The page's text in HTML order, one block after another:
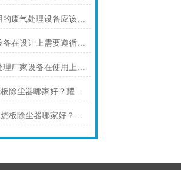
选购工业用的废气处理设备应该怎么选择呢？
废气处理设备在设计上需要遵循哪些基本理论？
江苏废气处理厂家设备在使用上有以下七大优点
A滨海塑烧板除尘器哪家好？耀先上门测量安装
(荐)龙泉塑烧板除尘器哪家好？厂家耀先环境是实力商家